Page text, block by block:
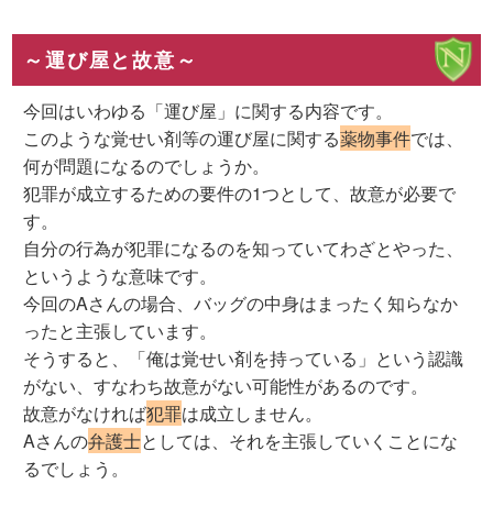
～運び屋と故意～
今回はいわゆる「運び屋」に関する内容です。
このような覚せい剤等の運び屋に関する薬物事件では、
何が問題になるのでしょうか。
犯罪が成立するための要件の1つとして、故意が必要で
す。
自分の行為が犯罪になるのを知っていてわざとやった、
というような意味です。
今回のAさんの場合、バッグの中身はまったく知らなか
ったと主張しています。
そうすると、「俺は覚せい剤を持っている」という認識
がない、すなわち故意がない可能性があるのです。
故意がなければ犯罪は成立しません。
Aさんの弁護士としては、それを主張していくことにな
るでしょう。